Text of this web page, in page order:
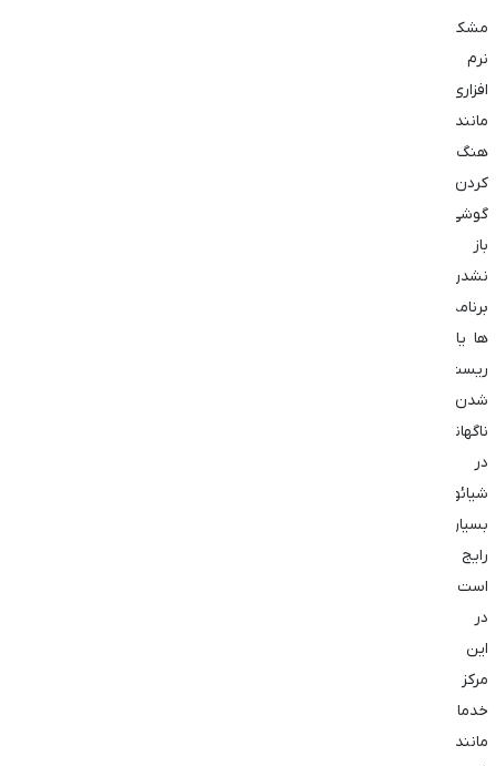
مشکلات
نرم
افزاری
مانند
هنگ
کردن
گوشی
باز
نشدن
برنامه
ها یا
ریست
شدن
ناگهانی
در
شیائومی
بسیار
رایج
است.
در
این
مرکز
خدماتی
مانند